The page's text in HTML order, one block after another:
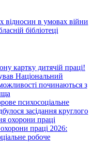
відносин в умовах війни
бібліотеці
картку дитячій праці!
Національний
починаються з
психосоціальне
засідання круглого
охорони праці
праці 2026:
робоче